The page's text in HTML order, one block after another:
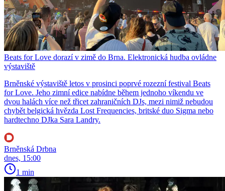
Beats for Love dorazí v zimě do Brna. Elektronická hudba ovládne
výstaviště
Brněnské výstaviště letos v prosinci poprvé rozezní festival Beats
for Love. Jeho zimní edice nabídne během jednoho víkendu ve
dvou halách více než třicet zahraničních DJs, mezi nimiž nebudou
chybět belgická hvězda Lost Frequencies, britské duo Sigma nebo
hardtechno DJka Sara Landry.
Brněnská Drbna
dnes, 15:00
1 min